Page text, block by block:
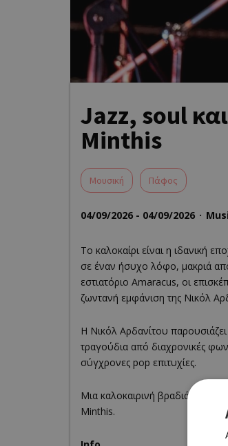
Jazz, soul
Minthis
Moυσική Πάφος
04/09/2026 - 04/09/2026
Το καλοκαίρι είναι η ιδανική
σε έναν ήσυχο λόφο, μακριά
εστιατόριο Amaracus, οι
ζωντανή εμφάνιση της Νικόλ
Η Νικόλ Αρδανίτου
τραγούδια από διαχρονικές
σύγχρονες pop επιτυχίες.
Μια καλοκαιρινή βραδιά που
Minthis.